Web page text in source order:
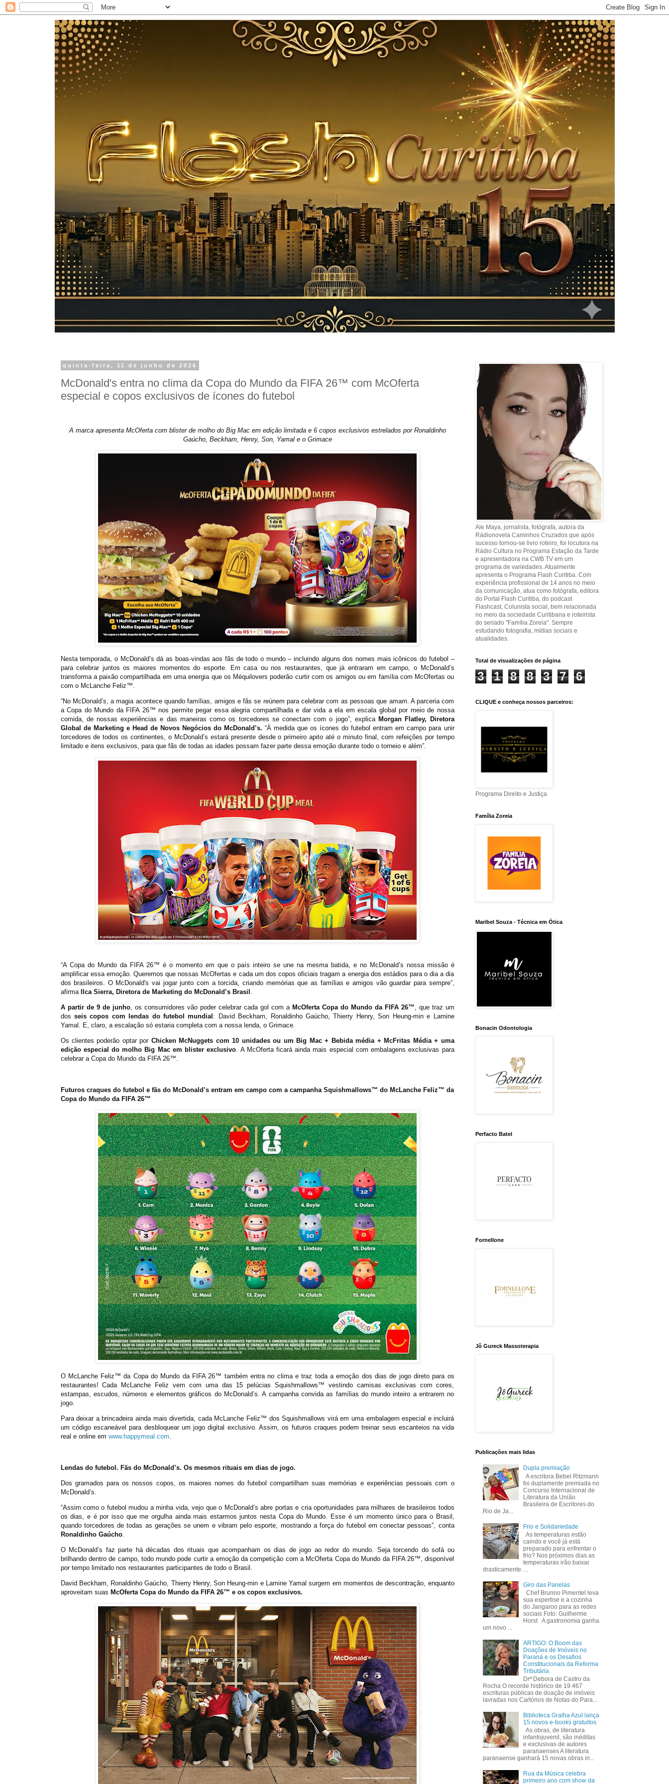
quinta-feira, 11 de junho de 2026
McDonald's entra no clima da Copa do Mundo da FIFA 26™ com McOferta
especial e copos exclusivos de ícones do futebol
A marca apresenta McOferta com blister de molho do Big Mac em edição limitada e 6 copos exclusivos estrelados por Ronaldinho
Gaúcho, Beckham, Henry, Son, Yamal e o Grimace
Nesta temporada, o McDonald’s dá as boas-vindas aos fãs de todo o mundo – incluindo alguns dos nomes mais icônicos do futebol –
para celebrar juntos os maiores momentos do esporte. Em casa ou nos restaurantes, que já entraram em campo, o McDonald’s
transforma a paixão compartilhada em uma energia que os Méquilovers poderão curtir com os amigos ou em família com McOfertas ou
com o McLanche Feliz™.
“No McDonald’s, a magia acontece quando famílias, amigos e fãs se reúnem para celebrar com as pessoas que amam. A parceria com
a Copa do Mundo da FIFA 26™ nos permite pegar essa alegria compartilhada e dar vida a ela em escala global por meio de nossa
comida, de nossas experiências e das maneiras como os torcedores se conectam com o jogo”, explica Morgan Flatley, Diretora
Global de Marketing e Head de Novos Negócios do McDonald’s. “À medida que os ícones do futebol entram em campo para unir
torcedores de todos os continentes, o McDonald’s estará presente desde o primeiro apito até o minuto final, com refeições por tempo
limitado e itens exclusivos, para que fãs de todas as idades possam fazer parte dessa emoção durante todo o torneio e além”.
“A Copa do Mundo da FIFA 26™ é o momento em que o país inteiro se une na mesma batida, e no McDonald’s nossa missão é
amplificar essa emoção. Queremos que nossas McOfertas e cada um dos copos oficiais tragam a energia dos estádios para o dia a dia
dos brasileiros. O McDonald's vai jogar junto com a torcida, criando memórias que as famílias e amigos vão guardar para sempre”,
afirma
Ilca Sierra, Diretora de Marketing do McDonald’s Brasil
A partir de 9 de junho, os consumidores vão poder celebrar cada gol com a McOferta Copa do Mundo da FIFA 26™, que traz um
dos seis copos com lendas do futebol mundial : David Beckham, Ronaldinho Gaúcho, Thierry Henry, Son Heung-min e Lamine
Yamal. E, claro, a escalação só estaria completa com a nossa lenda, o Grimace.
Os clientes poderão optar por Chicken McNuggets com 10 unidades ou um Big Mac + Bebida média + McFritas Média + uma
edição especial do molho Big Mac em blister exclusivo. A McOferta ficará ainda mais especial com embalagens exclusivas para
celebrar a Copa do Mundo da FIFA 26™.
Futuros craques do futebol e fãs do McDonald’s entram em campo com a campanha Squishmallows™ do McLanche Feliz™ da
Copa do Mundo da FIFA 26™
O McLanche Feliz™ da Copa do Mundo da FIFA 26™ também entra no clima e traz toda a emoção dos dias de jogo direto para os
restaurantes! Cada McLanche Feliz vem com uma das 15 pelúcias Squishmallows™ vestindo camisas exclusivas com cores,
estampas, escudos, números e elementos gráficos do McDonald’s. A campanha convida as famílias do mundo inteiro a entrarem no
jogo.
Para deixar a brincadeira ainda mais divertida, cada McLanche Feliz™ dos Squishmallows virá em uma embalagem especial e incluirá
um código escaneável para desbloquear um jogo digital exclusivo. Assim, os futuros craques podem treinar seus escanteios na vida
real e online em www.happymeal.com.
Lendas do futebol. Fãs do McDonald’s. Os mesmos rituais em dias de jogo.
Dos gramados para os nossos copos, os maiores nomes do futebol compartilham suas memórias e experiências pessoais com o
McDonald’s.
“Assim como o futebol mudou a minha vida, vejo que o McDonald’s abre portas e cria oportunidades para milhares de brasileiros todos
os dias, e é por isso que me orgulha ainda mais estarmos juntos nesta Copa do Mundo. Esse é um momento único para o Brasil,
quando torcedores de todas as gerações se unem e vibram pelo esporte, mostrando a força do futebol em conectar pessoas”, conta
Ronaldinho Gaúcho.
O McDonald’s faz parte há décadas dos rituais que acompanham os dias de jogo ao redor do mundo. Seja torcendo do sofá ou
brilhando dentro de campo, todo mundo pode curtir a emoção da competição com a McOferta Copa do Mundo da FIFA 26™, disponível
por tempo limitado nos restaurantes participantes de todo o Brasil.
David Beckham, Ronaldinho Gaúcho, Thierry Henry, Son Heung-min e Lamine Yamal surgem em momentos de descontração, enquanto
aproveitam suas McOferta Copa do Mundo da FIFA 26™ e os copos exclusivos.
Ale Maya, jornalista, fotógrafa, autora da
Rádionovela Caminhos Cruzados que após
sucesso tornou-se livro roteiro, foi locutora na
Rádio Cultura no Programa Estação da Tarde
e apresentadora na CWB TV em um
programa de variedades. Atualmente
apresenta o Programa Flash Curitiba. Com
experiência profissional de 14 anos no meio
da comunicação, atua como fotógrafa, editora
do Portal Flash Curitiba, do podcast
Flashcast, Colunista social, bem relacionada
no meio da sociedade Curitibana e roteirista
do seriado "Família Zoreia". Sempre
estudando fotografia, mídias sociais e
atualidades.
Total de visualizações de página
3 1 8 8 3 7 6
CLIQUE e conheça nossos parceiros:
Programa Direito e Justiça
Família Zoreia
Maribel Souza - Técnica em Ótica
Bonacin Odontologia
Perfacto Batel
Fornellone
Jô Gureck Massoterapia
Publicações mais lidas
Dupla premiação
A escritora Bebel Ritzmann
foi duplamente premiada no
Concurso Internacional de
Literatura da União
Brasileira de Escritores do
Rio de Ja...
Frio e Solidariedade
As temperaturas estão
caindo e você já está
preparado para enfrentar o
frio? Nos próximos dias as
temperaturas irão baixar
drasticamente. ...
Giro das Panelas
Chef Brunno Pimentel leva
sua expertise e a cozinha
do Jangaroo para as redes
sociais Foto: Guilherme
Horst A gastronomia ganha
um novo ...
ARTIGO: O Boom das
Doações de Imóveis no
Paraná e os Desafios
Constitucionais da Reforma
Tributária
Drª Debora de Castro da
Rocha O recorde histórico de 19.467
escrituras públicas de doação de imóveis
lavradas nos Cartórios de Notas do Para...
Biblioteca Gralha Azul lança
15 novos e-books gratuitos
As obras, de literatura
infantojuvenil, são inéditas
e exclusivas de autores
paranaenses A literatura
paranaense ganhará 15 novas obras in...
Rua da Música celebra
primeiro ano com show da